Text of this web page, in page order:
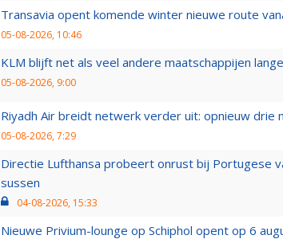
Transavia opent komende winter nieuwe route
05-08-2026, 10:46
KLM blijft net als veel andere maatschappijen
05-08-2026, 9:00
Riyadh Air breidt netwerk verder uit: opnieuw drie
05-08-2026, 7:29
Directie Lufthansa probeert onrust bij Portugese
sussen
04-08-2026, 15:33
Nieuwe Privium-lounge op Schiphol opent op 6